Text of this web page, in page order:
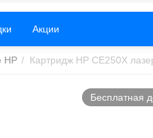
Акции
HP / Картридж HP CE250X